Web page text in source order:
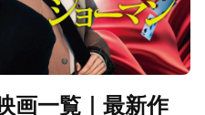
画一覧｜最新作